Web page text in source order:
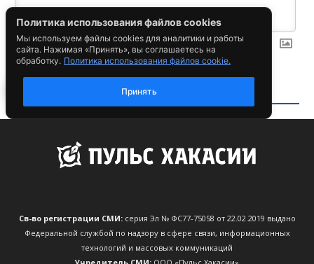
Св-во регистрации СМИ:серия Эл № ФС77-75058 от 22.02.2019 выдано
Федеральной службой по надзору в сфере связи, информационных
технологий и массовых коммуникаций